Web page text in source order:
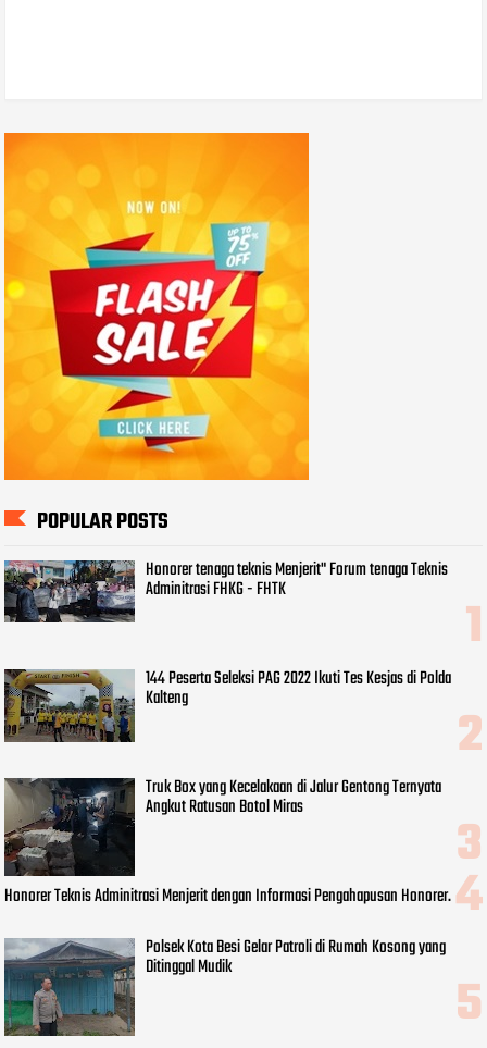
POPULAR POSTS
Honorer tenaga teknis Menjerit" Forum tenaga Teknis
Adminitrasi FHKG - FHTK
144 Peserta Seleksi PAG 2022 Ikuti Tes Kesjas di Polda
Kalteng
Truk Box yang Kecelakaan di Jalur Gentong Ternyata
Angkut Ratusan Botol Miras
Honorer Teknis Adminitrasi Menjerit dengan Informasi Pengahapusan Honorer.
Polsek Kota Besi Gelar Patroli di Rumah Kosong yang
Ditinggal Mudik